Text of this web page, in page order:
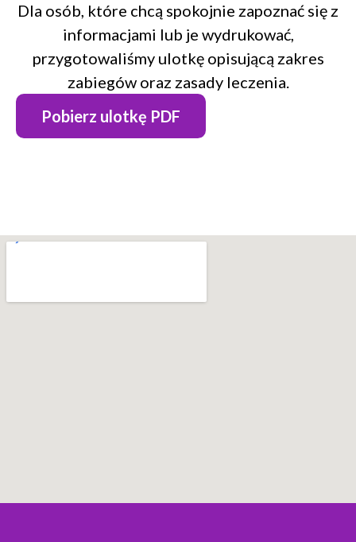
Dla osób, które chcą spokojnie zapoznać się z
informacjami lub je wydrukować,
przygotowaliśmy ulotkę opisującą zakres
zabiegów oraz zasady leczenia.
Pobierz ulotkę PDF